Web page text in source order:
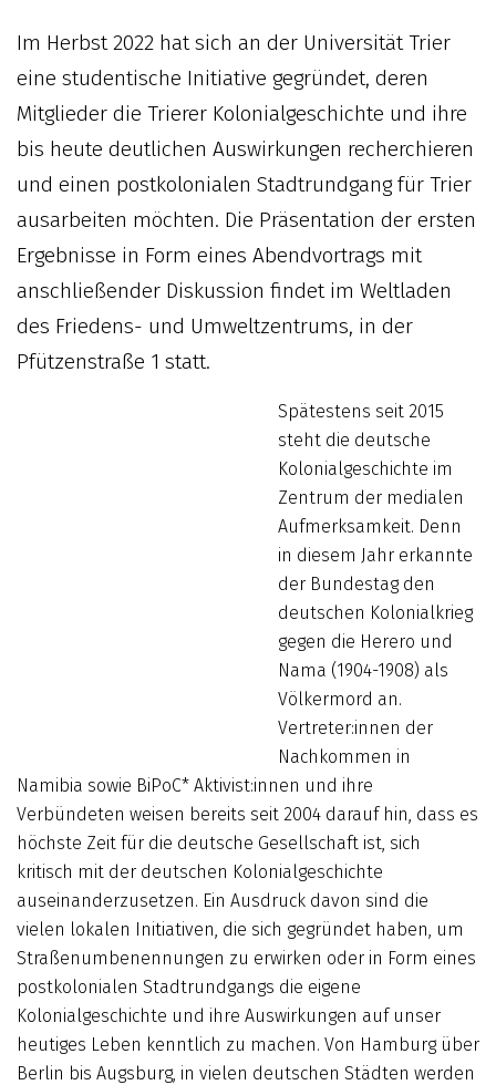
Im Herbst 2022 hat sich an der Universität Trier
eine studentische Initiative gegründet, deren
Mitglieder die Trierer Kolonialgeschichte und ihre
bis heute deutlichen Auswirkungen recherchieren
und einen postkolonialen Stadtrundgang für Trier
ausarbeiten möchten. Die Präsentation der ersten
Ergebnisse in Form eines Abendvortrags mit
anschließender Diskussion findet im Weltladen
des Friedens- und Umweltzentrums, in der
Pfützenstraße 1 statt.
Spätestens seit 2015
steht die deutsche
Kolonialgeschichte im
Zentrum der medialen
Aufmerksamkeit. Denn
in diesem Jahr erkannte
der Bundestag den
deutschen Kolonialkrieg
gegen die Herero und
Nama (1904-1908) als
Völkermord an.
Vertreter:innen der
Nachkommen in
Namibia sowie BiPoC* Aktivist:innen und ihre
Verbündeten weisen bereits seit 2004 darauf hin, dass es
höchste Zeit für die deutsche Gesellschaft ist, sich
kritisch mit der deutschen Kolonialgeschichte
auseinanderzusetzen. Ein Ausdruck davon sind die
vielen lokalen Initiativen, die sich gegründet haben, um
Straßenumbenennungen zu erwirken oder in Form eines
postkolonialen Stadtrundgangs die eigene
Kolonialgeschichte und ihre Auswirkungen auf unser
heutiges Leben kenntlich zu machen. Von Hamburg über
Berlin bis Augsburg, in vielen deutschen Städten werden